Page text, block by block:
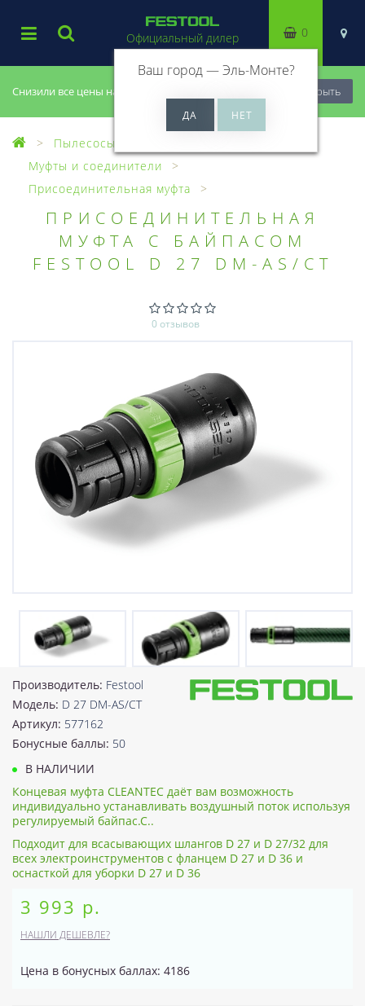
Снизили все цены на 20%, успей купить! Закрыть
Официальный дилер
Ваш город —Эль-Монте?
0
Пылесосы
Муфты и соединители
Присоединительная муфта
ПРИСОЕДИНИТЕЛЬНАЯ
МУФТА С БАЙПАСОМ
FESTOOL D 27 DM-AS/CT
0 отзывов
Производитель: Festool
Модель: D 27 DM-AS/CT
Артикул: 577162
Бонусные баллы: 50
В НАЛИЧИИ
Концевая муфта CLEANTEC даёт вам возможность
индивидуально устанавливать воздушный поток используя
регулируемый байпас.С..
Подходит для всасывающих шлангов D 27 и D 27/32 для
всех электроинструментов с фланцем D 27 и D 36 и
оснасткой для уборки D 27 и D 36
3 993 р.
НАШЛИ ДЕШЕВЛЕ?
Цена в бонусных баллах: 4186